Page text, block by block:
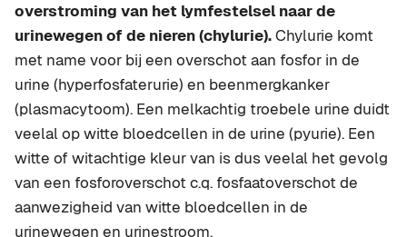
overstroming van het lymfestelsel naar de
urinewegen of de nieren (chylurie).Chylurie komt
met name voor bij een overschot aan fosfor in de
urine (hyperfosfaterurie) en beenmergkanker
(plasmacytoom). Een melkachtig troebele urine duidt
veelal op witte bloedcellen in de urine (pyurie). Een
witte of witachtige kleur van is dus veelal het gevolg
van een fosforoverschot c.q. fosfaatoverschot de
aanwezigheid van witte bloedcellen in de
urinewegen en urinestroom.